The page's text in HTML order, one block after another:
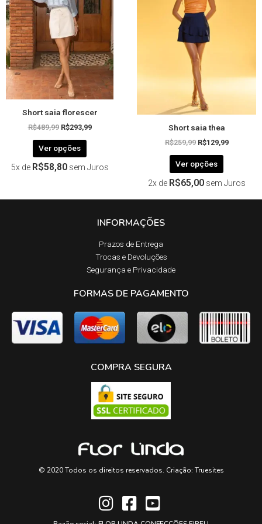
Short saia florescer
R$489,99 R$293,99
Ver opções
variantes.
opções
podem
ser
escolhidas
na
página
do
produto
5x de R$58,80 sem Juros
Short saia thea
R$259,99 R$129,99
Ver opções
escolhidas
do
produto
2x de R$65,00 sem Juros
INFORMAÇÕES
Prazos de Entrega​
Trocas e Devoluções​
Segurança e Privacidade
FORMAS DE PAGAMENTO
COMPRA SEGURA
© 2020 Todos os direitos reservados. Criação: Truesites